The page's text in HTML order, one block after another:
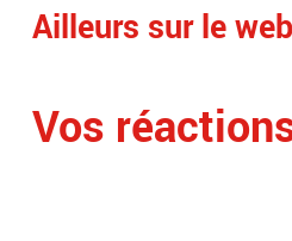
Ailleurs sur le web
Vos